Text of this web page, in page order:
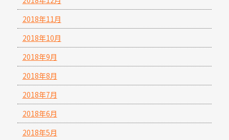
2018年11月
2018年10月
2018年9月
2018年8月
2018年7月
2018年6月
2018年5月